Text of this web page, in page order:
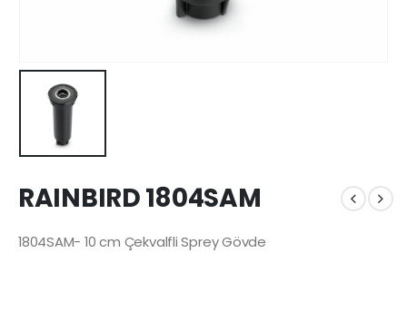
RAINBIRD 1804SAM
1804SAM- 10 cm Çekvalfli Sprey Gövde